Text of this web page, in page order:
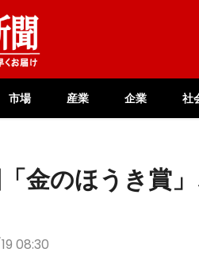
市場 産業 企業 社
金のほうき賞
08:30